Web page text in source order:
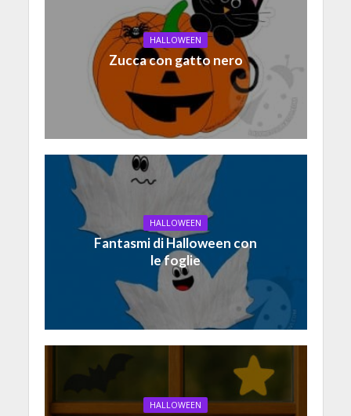
HALLOWEEN
Zucca con gatto nero
HALLOWEEN
Fantasmi di Halloween con
le foglie
HALLOWEEN